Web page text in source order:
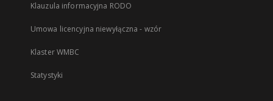
Klauzula informacyjna RODO
Umowa licencyjna niewyłączna - wzór
Klaster WMBC
Statystyki